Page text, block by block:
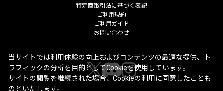
特定商取引法に基づく表記
ご利用規約
ご利用ガイド
お問い合わせ
当サイトでは利用体験の向上およびコンテンツの最適な提供、ト
ラフィックの分析を目的としてCookieを使用しています。
サイトの閲覧を継続された場合、Cookieの利用に同意したことも
のといたします。